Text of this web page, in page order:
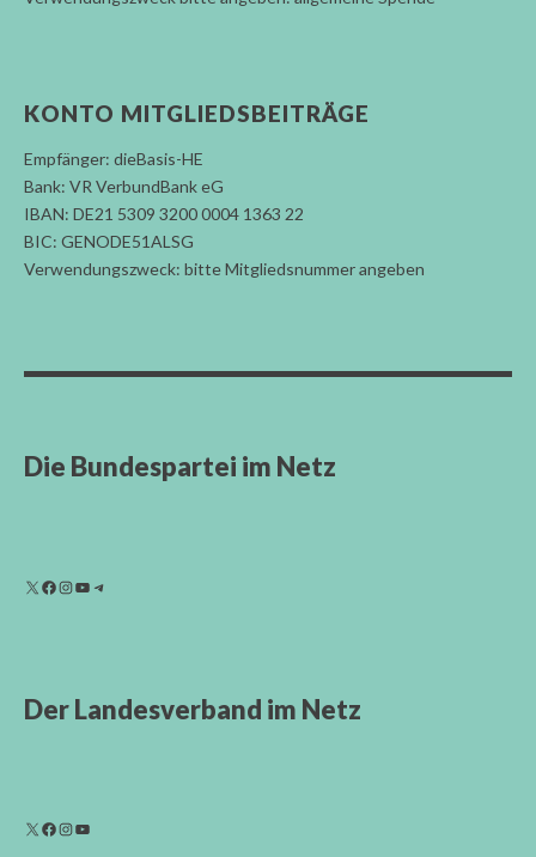
KONTO MITGLIEDSBEITRÄGE
Empfänger: dieBasis-HE
Bank: VR VerbundBank eG
IBAN: DE21 5309 3200 0004 1363 22
BIC: GENODE51ALSG
Verwendungszweck: bitte Mitgliedsnummer angeben
Die Bundespartei im Netz
Der Landesverband im Netz